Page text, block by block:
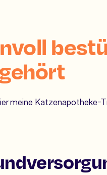
meine Katzenapotheke-